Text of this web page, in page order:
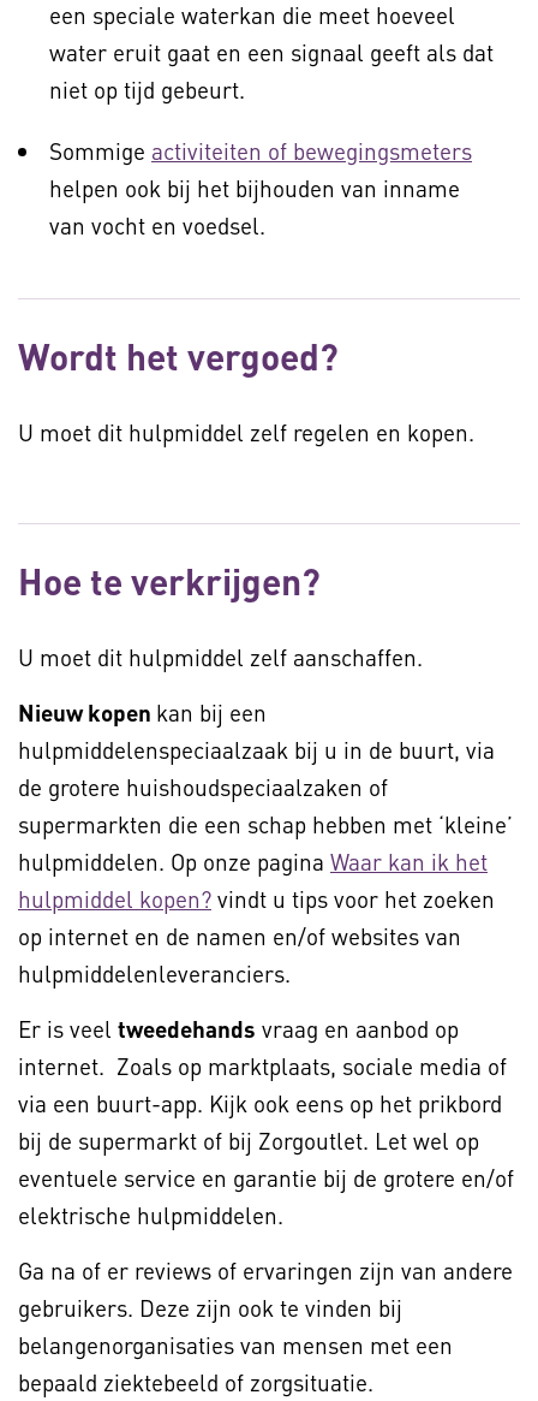
een speciale waterkan die meet hoeveel
water eruit gaat en een signaal geeft als dat
niet op tijd gebeurt.
Sommige activiteiten of bewegingsmeters
helpen ook bij het bijhouden van inname
van vocht en voedsel.
Wordt het vergoed?
U moet dit hulpmiddel zelf regelen en kopen.
Hoe te verkrijgen?
U moet dit hulpmiddel zelf aanschaffen.
Nieuw kopen kan bij een
hulpmiddelenspeciaalzaak bij u in de buurt, via
de grotere huishoudspeciaalzaken of
supermarkten die een schap hebben met ‘kleine’
hulpmiddelen. Op onze pagina Waar kan ik het
hulpmiddel kopen? vindt u tips voor het zoeken
op internet en de namen en/of websites van
hulpmiddelenleveranciers.
Er is veel tweedehands vraag en aanbod op
internet. Zoals op marktplaats, sociale media of
via een buurt-app. Kijk ook eens op het prikbord
bij de supermarkt of bij Zorgoutlet. Let wel op
eventuele service en garantie bij de grotere en/of
elektrische hulpmiddelen.
Ga na of er reviews of ervaringen zijn van andere
gebruikers. Deze zijn ook te vinden bij
belangenorganisaties van mensen met een
bepaald ziektebeeld of zorgsituatie.